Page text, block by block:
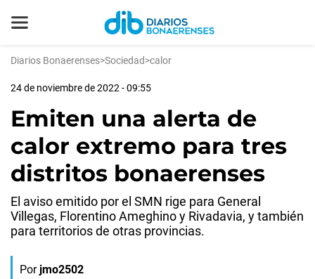
Diarios Bonaerenses>Sociedad>calor
24 de noviembre de 2022 - 09:55
Emiten una alerta de
calor extremo para tres
distritos bonaerenses
El aviso emitido por el SMN rige para General
Villegas, Florentino Ameghino y Rivadavia, y también
para territorios de otras provincias.
Por jmo2502